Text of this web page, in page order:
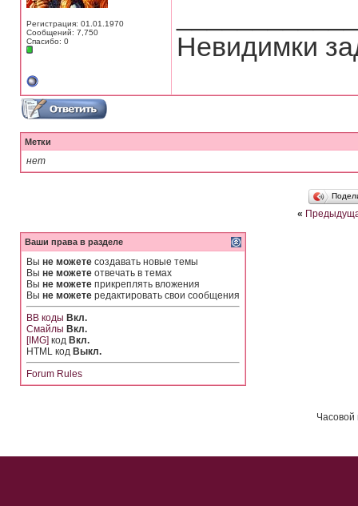
Регистрация: 01.01.1970
Сообщений: 7,750
Спасибо: 0
Невидимки
Метки
нет
«
Ваши права в разделе
Вы не можете создавать новые темы
Вы не можете отвечать в темах
Вы не можете прикреплять вложения
Вы не можете редактировать свои сообщения
BB коды Вкл.
Смайлы Вкл.
[IMG] код Вкл.
HTML код Выкл.
Forum Rules
Часовой